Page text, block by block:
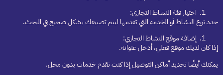
اختيار فئة النشاط التجاري:
حدد نوع النشاط أو الخدمة التي تقدمها ليتم تصنيفك بشكل صحيح في البحث.
إضافة موقع النشاط التجاري:
إذا كان لديك موقع فعلي، أدخل عنوانه.
يمكنك أيضًا تحديد أماكن التوصيل إذا كنت تقدم خدمات بدون محل.